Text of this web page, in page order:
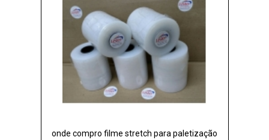
onde compro filme stretch para paletização